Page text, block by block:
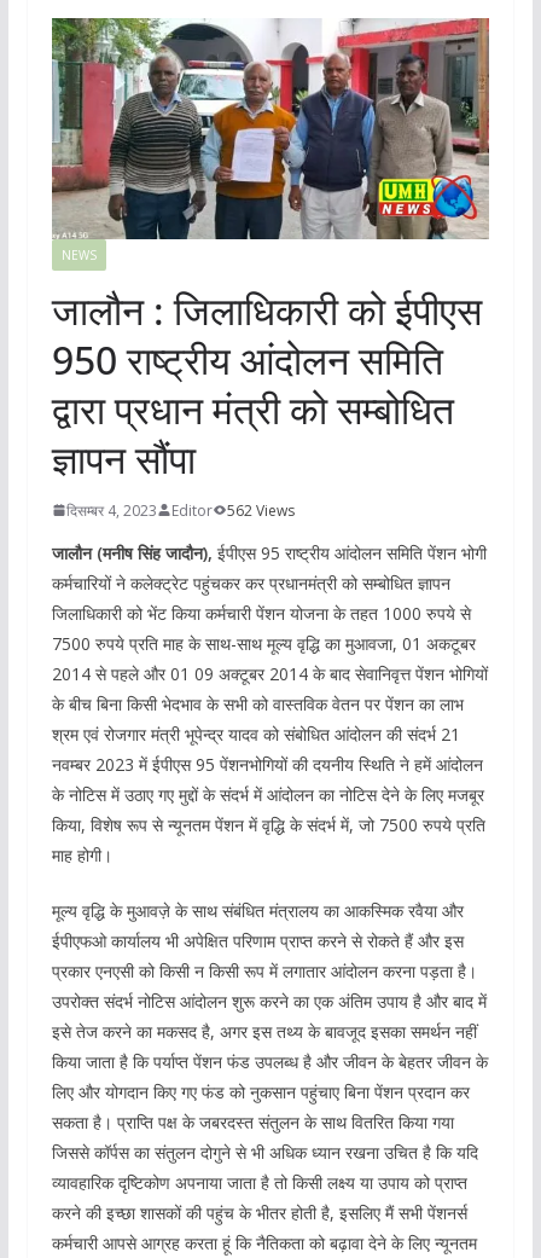
NEWS
जालौन : जिलाधिकारी को ईपीएस
950 राष्ट्रीय आंदोलन समिति
द्वारा प्रधान मंत्री को सम्बोधित
ज्ञापन सौंपा
दिसम्बर 4, 2023 Editor 562 Views
जालौन (मनीष सिंह जादौन), ईपीएस 95 राष्ट्रीय आंदोलन समिति पेंशन भोगी
कर्मचारियों ने कलेक्ट्रेट पहुंचकर कर प्रधानमंत्री को सम्बोधित ज्ञापन
जिलाधिकारी को भेंट किया कर्मचारी पेंशन योजना के तहत 1000 रुपये से
7500 रुपये प्रति माह के साथ-साथ मूल्य वृद्धि का मुआवजा, 01 अकटूबर
2014 से पहले और 01 09 अक्टूबर 2014 के बाद सेवानिवृत्त पेंशन भोगियों
के बीच बिना किसी भेदभाव के सभी को वास्तविक वेतन पर पेंशन का लाभ
श्रम एवं रोजगार मंत्री भूपेन्द्र यादव को संबोधित आंदोलन की संदर्भ 21
नवम्बर 2023 में ईपीएस 95 पेंशनभोगियों की दयनीय स्थिति ने हमें आंदोलन
के नोटिस में उठाए गए मुद्दों के संदर्भ में आंदोलन का नोटिस देने के लिए मजबूर
किया, विशेष रूप से न्यूनतम पेंशन में वृद्धि के संदर्भ में, जो 7500 रुपये प्रति
माह होगी।
मूल्य वृद्धि के मुआवज़े के साथ संबंधित मंत्रालय का आकस्मिक रवैया और
ईपीएफओ कार्यालय भी अपेक्षित परिणाम प्राप्त करने से रोकते हैं और इस
प्रकार एनएसी को किसी न किसी रूप में लगातार आंदोलन करना पड़ता है।
उपरोक्त संदर्भ नोटिस आंदोलन शुरू करने का एक अंतिम उपाय है और बाद में
इसे तेज करने का मकसद है, अगर इस तथ्य के बावजूद इसका समर्थन नहीं
किया जाता है कि पर्याप्त पेंशन फंड उपलब्ध है और जीवन के बेहतर जीवन के
लिए और योगदान किए गए फंड को नुकसान पहुंचाए बिना पेंशन प्रदान कर
सकता है। प्राप्ति पक्ष के जबरदस्त संतुलन के साथ वितरित किया गया
जिससे कॉर्पस का संतुलन दोगुने से भी अधिक ध्यान रखना उचित है कि यदि
व्यावहारिक दृष्टिकोण अपनाया जाता है तो किसी लक्ष्य या उपाय को प्राप्त
करने की इच्छा शासकों की पहुंच के भीतर होती है, इसलिए मैं सभी पेंशनर्स
कर्मचारी आपसे आग्रह करता हूं कि नैतिकता को बढ़ावा देने के लिए न्यूनतम